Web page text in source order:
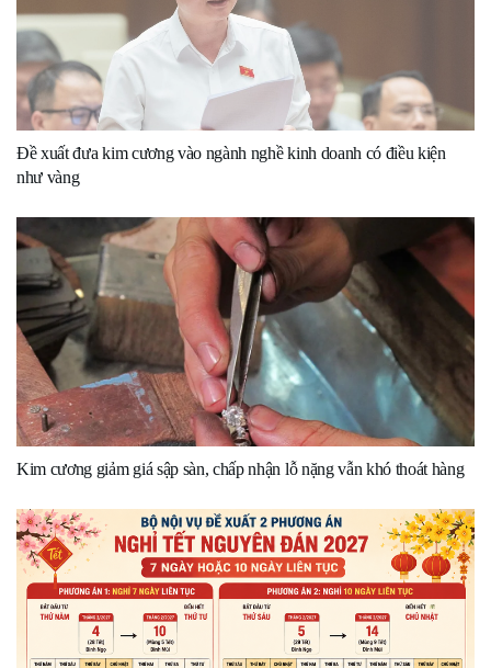
Đề xuất đưa kim cương vào ngành nghề kinh doanh có điều kiện
như vàng
Kim cương giảm giá sập sàn, chấp nhận lỗ nặng vẫn khó thoát hàng